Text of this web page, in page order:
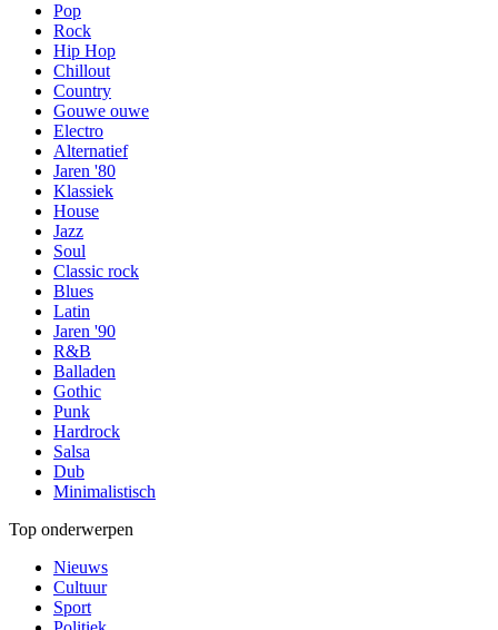
Pop
Rock
Hip Hop
Chillout
Country
Gouwe ouwe
Electro
Alternatief
Jaren '80
Klassiek
House
Jazz
Soul
Classic rock
Blues
Latin
Jaren '90
R&B
Balladen
Gothic
Punk
Hardrock
Salsa
Dub
Minimalistisch
Top onderwerpen
Nieuws
Cultuur
Sport